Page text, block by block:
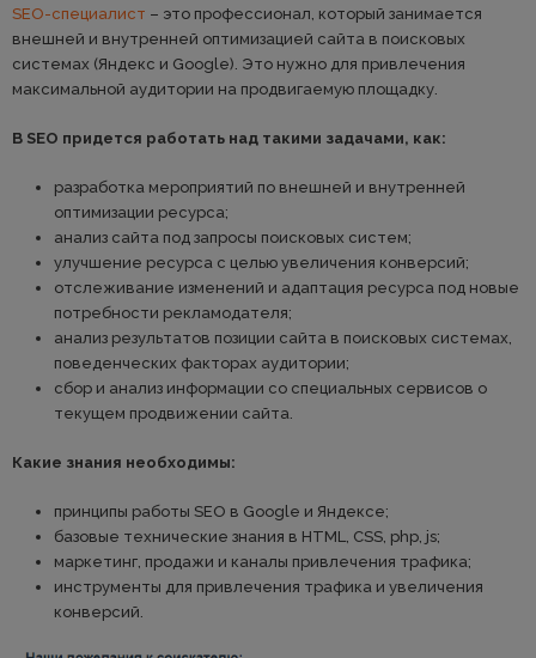
SEO-специалист – это профессионал, который занимается
внешней и внутренней оптимизацией сайта в поисковых
системах (Яндекс и Google). Это нужно для привлечения
максимальной аудитории на продвигаемую площадку.
В SEO придется работать над такими задачами, как:
разработка мероприятий по внешней и внутренней
оптимизации ресурса;
анализ сайта под запросы поисковых систем;
улучшение ресурса с целью увеличения конверсий;
отслеживание изменений и адаптация ресурса под новые
потребности рекламодателя;
анализ результатов позиции сайта в поисковых системах,
поведенческих факторах аудитории;
сбор и анализ информации со специальных сервисов о
текущем продвижении сайта.
Какие знания необходимы:
принципы работы SEO в Google и Яндексе;
базовые технические знания в HTML, CSS, php, js;
маркетинг, продажи и каналы привлечения трафика;
инструменты для привлечения трафика и увеличения
конверсий.